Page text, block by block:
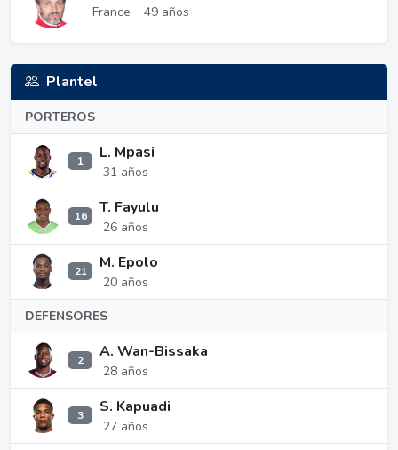
France · 49 años
Plantel
PORTEROS
1 L. Mpasi
31 años
16 T. Fayulu
26 años
21 M. Epolo
20 años
DEFENSORES
2 A. Wan-Bissaka
28 años
3 S. Kapuadi
27 años